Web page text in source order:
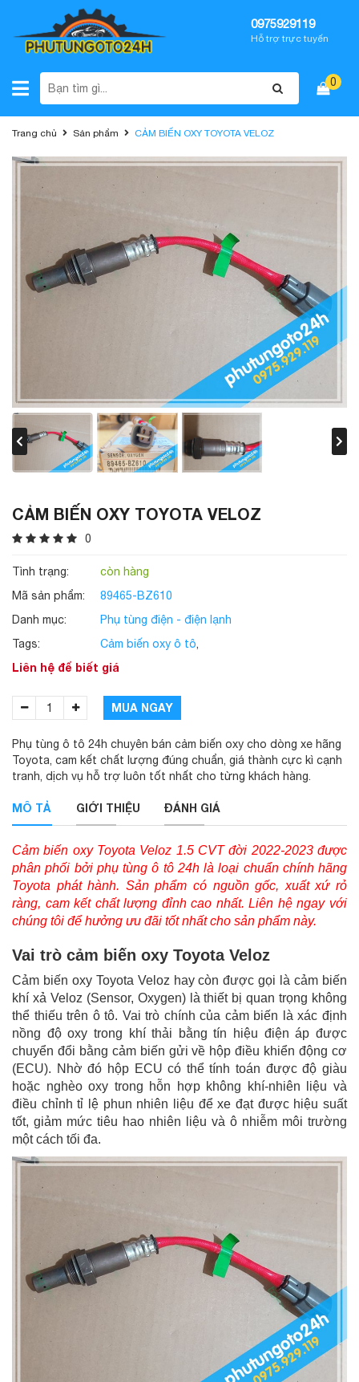
0975929119
Hỗ trợ trực tuyến
0
Trang chủ Sản phẩm CẢM BIẾN OXY TOYOTA VELOZ
CẢM BIẾN OXY TOYOTA VELOZ
0
Tình trạng:
còn hàng
Mã sản phẩm:
89465-BZ610
Danh mục:
Phụ tùng điện - điện lạnh
Tags:
Cảm biến oxy ô tô,
Liên hệ để biết giá
MUA NGAY
Phụ tùng ô tô 24h chuyên bán cảm biến oxy cho dòng xe hãng
Toyota, cam kết chất lượng đúng chuẩn, giá thành cực kì cạnh
tranh, dịch vụ hỗ trợ luôn tốt nhất cho từng khách hàng.
MÔ TẢ GIỚI THIỆU ĐÁNH GIÁ
Cảm biến oxy Toyota Veloz 1.5 CVT đời 2022-2023 được
phân phối bởi phụ tùng ô tô 24h là loại chuẩn chính hãng
Toyota phát hành. Sản phẩm có nguồn gốc, xuất xứ rỏ
ràng, cam kết chất lượng đỉnh cao nhất. Liên hệ ngay với
chúng tôi để hưởng ưu đãi tốt nhất cho sản phẩm này.
Vai trò cảm biến oxy Toyota Veloz
Cảm biến oxy Toyota Veloz hay còn được gọi là cảm biến
khí xả Veloz (Sensor, Oxygen) là thiết bị quan trọng không
thể thiếu trên ô tô. Vai trò chính của cảm biến là xác định
nồng độ oxy trong khí thải bằng tín hiệu điện áp được
chuyển đổi bằng cảm biến gửi về hộp điều khiển động cơ
(ECU). Nhờ đó hộp ECU có thể tính toán được độ giàu
hoặc nghèo oxy trong hỗn hợp không khí-nhiên liệu và
điều chỉnh tỉ lệ phun nhiên liệu để xe đạt được hiệu suất
tốt, giảm mức tiêu hao nhiên liệu và ô nhiễm môi trường
một cách tối đa.